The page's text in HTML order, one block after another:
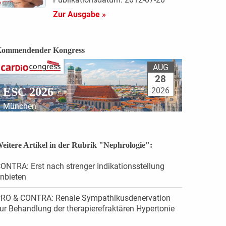
Zur Ausgabe »
Kongress
ESC 2026
München
AUG
28
2026
Artikel in der Rubrik "Nephrologie":
Erst nach strenger Indikationsstellung
& CONTRA: Renale Sympathikusdenervation
Behandlung der therapierefraktären Hypertonie